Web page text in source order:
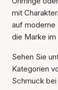
mit
auf moderne
die Marke
Sehen Sie
Kategorien
Schmuck